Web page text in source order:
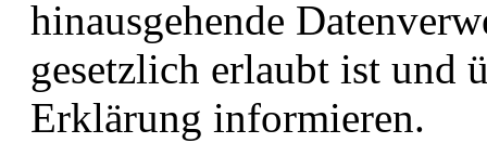
hinausgehende
gesetzlich erlaubt ist und
Erklärung informieren.